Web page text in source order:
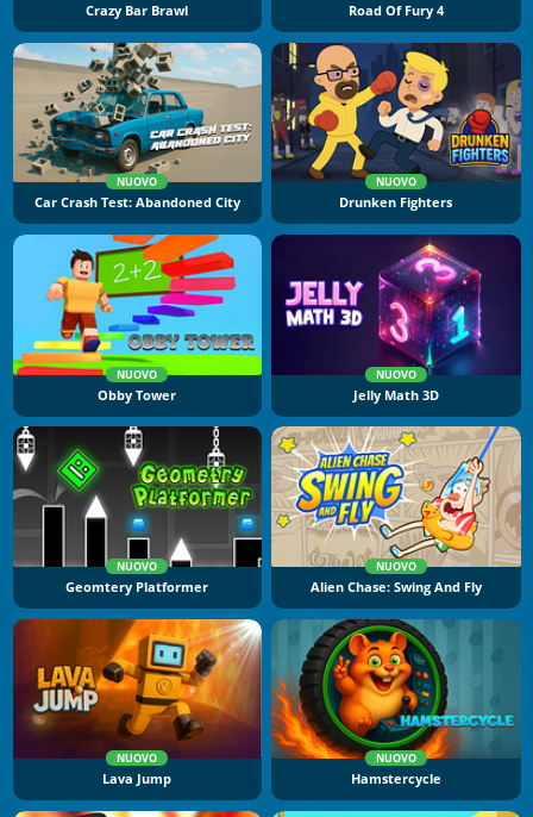
Crazy Bar Brawl Road Of Fury 4
NUOVO
Car Crash Test: Abandoned City
NUOVO
Drunken Fighters
NUOVO
Obby Tower
NUOVO
Jelly Math 3D
NUOVO
Geomtery Platformer
NUOVO
Alien Chase: Swing And Fly
NUOVO
Lava Jump
NUOVO
Hamstercycle